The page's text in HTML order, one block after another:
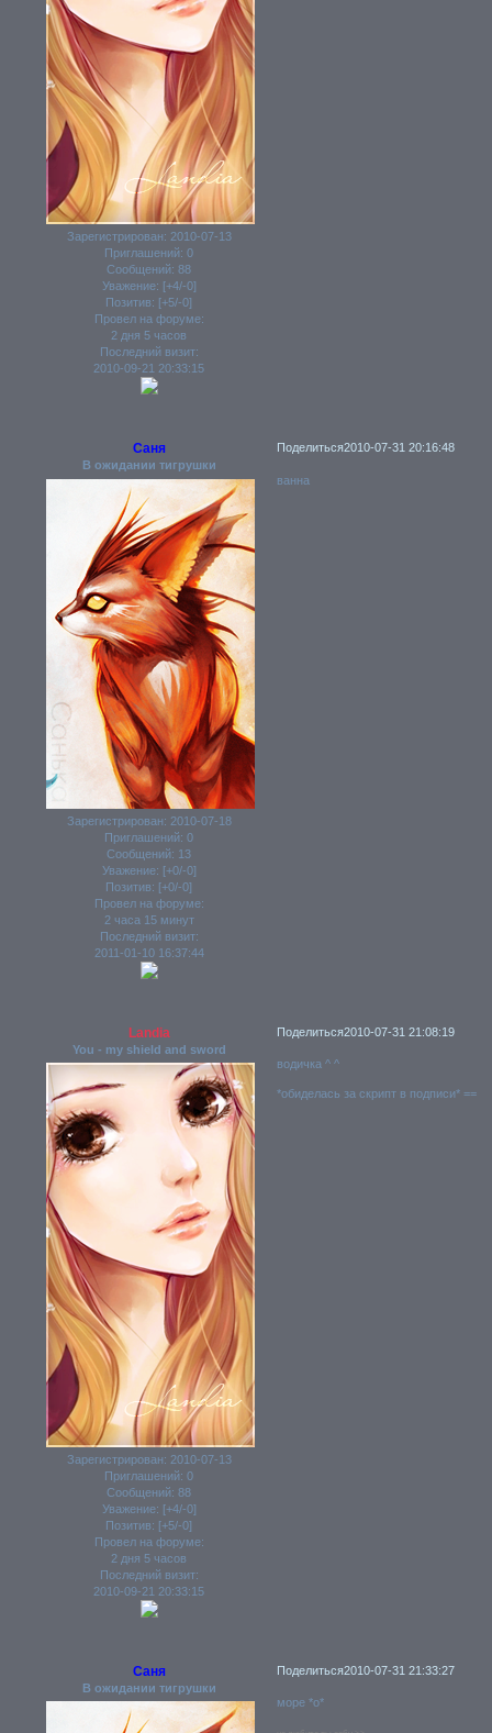
Зарегистрирован: 2010-07-13
Приглашений: 0
Сообщений: 88
Уважение: [+4/-0]
Позитив: [+5/-0]
Провел на форуме:
2 дня 5 часов
Последний визит:
2010-09-21 20:33:15
Поделиться2010-07-31 20:16:48
Саня
В ожидании тигрушки
Зарегистрирован: 2010-07-18
Приглашений: 0
Сообщений: 13
Уважение: [+0/-0]
Позитив: [+0/-0]
Провел на форуме:
2 часа 15 минут
Последний визит:
2011-01-10 16:37:44
ванна
Поделиться2010-07-31 21:08:19
Landia
You - my shield and sword
Зарегистрирован: 2010-07-13
Приглашений: 0
Сообщений: 88
Уважение: [+4/-0]
Позитив: [+5/-0]
Провел на форуме:
2 дня 5 часов
Последний визит:
2010-09-21 20:33:15
водичка ^ ^
*обиделась за скрипт в подписи* ==
Поделиться2010-07-31 21:33:27
Саня
В ожидании тигрушки
море *о*